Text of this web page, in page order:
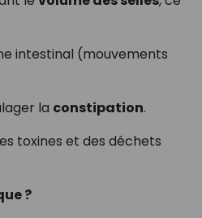
intestinal (mouvements
la constipation.
toxines et des déchets
?